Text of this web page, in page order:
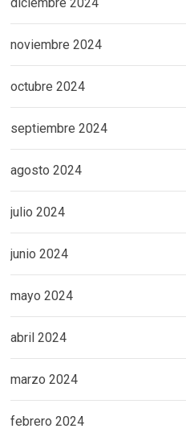
noviembre 2024
octubre 2024
septiembre 2024
agosto 2024
julio 2024
junio 2024
mayo 2024
abril 2024
marzo 2024
febrero 2024